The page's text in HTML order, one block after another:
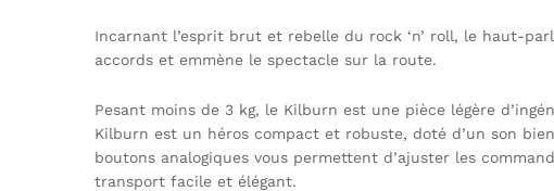
Incarnant l’esprit brut et rebelle du rock ‘n’ roll, le haut-
accords et emmène le spectacle sur la route.
Pesant moins de 3 kg, le Kilburn est une pièce légère
Kilburn est un héros compact et robuste, doté d’un son
boutons analogiques vous permettent d’ajuster les
transport facile et élégant.